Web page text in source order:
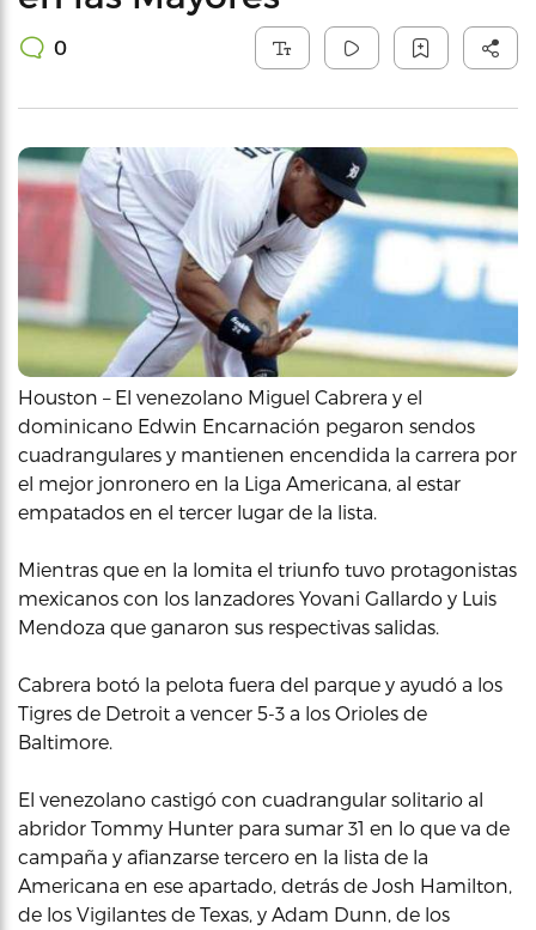
0
Houston – El venezolano Miguel Cabrera y el
dominicano Edwin Encarnación pegaron sendos
cuadrangulares y mantienen encendida la carrera por
el mejor jonronero en la Liga Americana, al estar
empatados en el tercer lugar de la lista.
Mientras que en la lomita el triunfo tuvo protagonistas
mexicanos con los lanzadores Yovani Gallardo y Luis
Mendoza que ganaron sus respectivas salidas.
Cabrera botó la pelota fuera del parque y ayudó a los
Tigres de Detroit a vencer 5-3 a los Orioles de
Baltimore.
El venezolano castigó con cuadrangular solitario al
abridor Tommy Hunter para sumar 31 en lo que va de
campaña y afianzarse tercero en la lista de la
Americana en ese apartado, detrás de Josh Hamilton,
de los Vigilantes de Texas, y Adam Dunn, de los